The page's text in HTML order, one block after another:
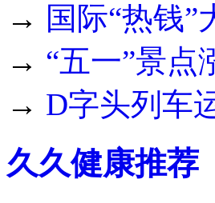
→ 国际“热钱
→ “五一”景点
→ D字头列车
久久健康推荐